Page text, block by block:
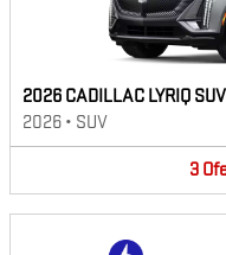
2026 CADILLAC LYRIQ SUV
2026 • SUV
3